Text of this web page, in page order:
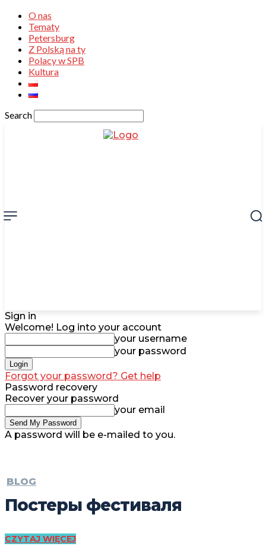
O nas
Tematy
Petersburg
Z Polską na ty
Polacy w SPB
Kultura
Search
Sign in
Welcome! Log into your account
your username
your password
Forgot your password? Get help
Password recovery
Recover your password
your email
A password will be e-mailed to you.
BLOG
Постеры фестиваля
CZYTAJ WIĘCEJ